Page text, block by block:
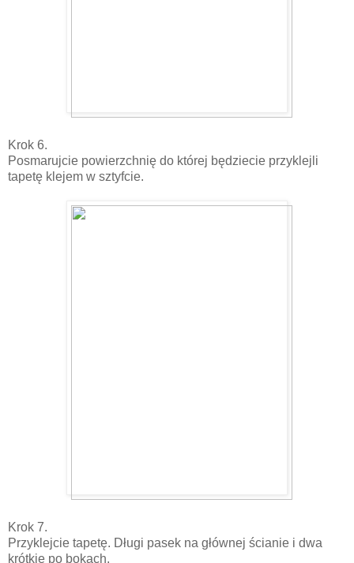
Krok 6.
Posmarujcie powierzchnię do której będziecie przyklejli
tapetę klejem w sztyfcie.
Krok 7.
Przyklejcie tapetę. Długi pasek na głównej ścianie i dwa
krótkie po bokach.